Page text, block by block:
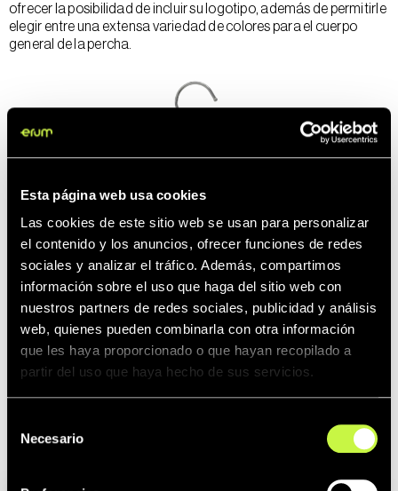
Esta página web usa cookies
Las cookies de este sitio web se usan para personalizar
el contenido y los anuncios, ofrecer funciones de redes
sociales y analizar el tráfico. Además, compartimos
información sobre el uso que haga del sitio web con
nuestros partners de redes sociales, publicidad y análisis
web, quienes pueden combinarla con otra información
que les haya proporcionado o que hayan recopilado a
partir del uso que haya hecho de sus servicios.
Necesario
ofrecer la posibilidad de incluir su logotipo, además de permitirle
elegir entre una extensa variedad de colores para el cuerpo
general de la percha.
© Imagen protegida mediante marca de agua para preservar la
propiedad intelectual de Erum.
Artículos
Classic